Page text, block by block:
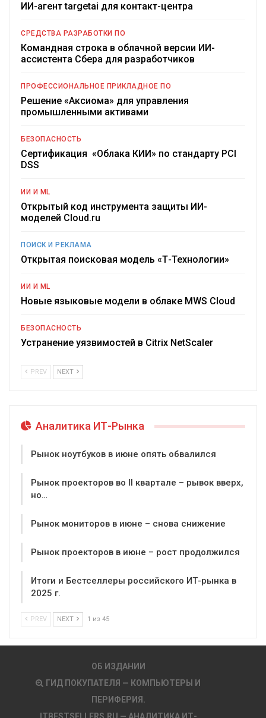
ИИ-агент targetai для контакт-центра
СРЕДСТВА РАЗРАБОТКИ ПО
Командная строка в облачной версии ИИ-
ассистента Сбера для разработчиков
ПРОФЕССИОНАЛЬНОЕ ПРИКЛАДНОЕ ПО
Решение «Аксиома» для управления
промышленными активами
БЕЗОПАСНОСТЬ
Сертификация «Облака КИИ» по стандарту PCI
DSS
ИИ И ML
Открытый код инструмента защиты ИИ-
моделей Cloud.ru
ПОИСК И РЕКЛАМА
Открытая поисковая модель «Т-Технологии»
ИИ И ML
Новые языковые модели в облаке MWS Cloud
БЕЗОПАСНОСТЬ
Устранение уязвимостей в Citrix NetScaler
PREV NEXT
Аналитика ИТ-Рынка
Рынок ноутбуков в июне опять обвалился
Рынок проекторов во II квартале – рывок вверх,
но…
Рынок мониторов в июне – снова снижение
Рынок проекторов в июне – рост продолжился
Итоги и Бестселлеры российского ИТ-рынка в
2025 г.
PREV NEXT 1 из 45
ОБ ИЗДАНИИ
ГИД ПОКУПАТЕЛЯ — КОМПЬЮТЕРЫ И
ПЕРИФЕРИЯ.